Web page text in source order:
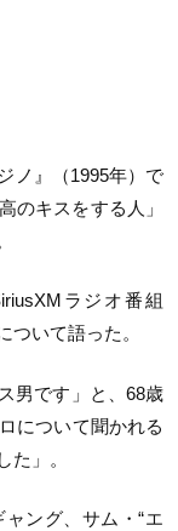
ノ』（1995年）で
のキスをする人」
ラジオ番組
ついて語った。
男です」と、 68歳
について聞かれる
た」。
ング、サム・“エ